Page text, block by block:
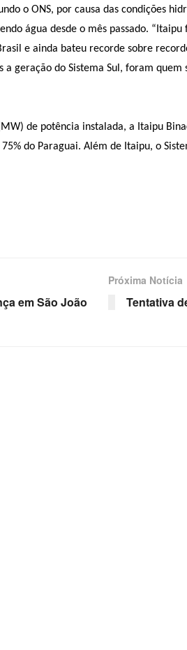
o ONS, por causa das condições
água desde o mês passado.
e ainda bateu recorde sobre
a geração do Sistema Sul, foram
de potência instalada, a Itaipu
do Paraguai. Além de Itaipu, o
em São João
Próxima Notícia
Tentativa